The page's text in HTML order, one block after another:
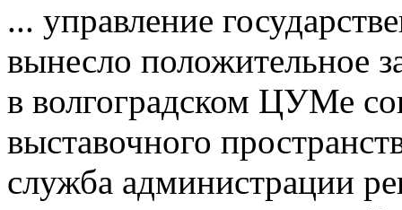
... управление
вынесло положительное
в волгоградском ЦУМе
выставочного
служба администрации